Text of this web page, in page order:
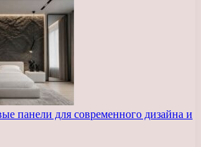
панели для современного дизайна и